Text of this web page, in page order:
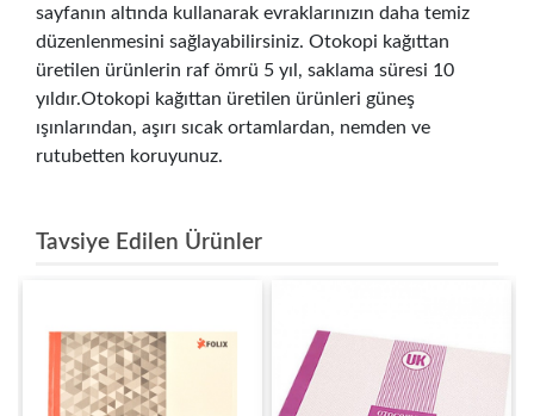
sayfanın altında kullanarak evraklarınızın daha temiz
düzenlenmesini sağlayabilirsiniz. Otokopi kağıttan
üretilen ürünlerin raf ömrü 5 yıl, saklama süresi 10
yıldır.Otokopi kağıttan üretilen ürünleri güneş
ışınlarından, aşırı sıcak ortamlardan, nemden ve
rutubetten koruyunuz.
Tavsiye Edilen Ürünler